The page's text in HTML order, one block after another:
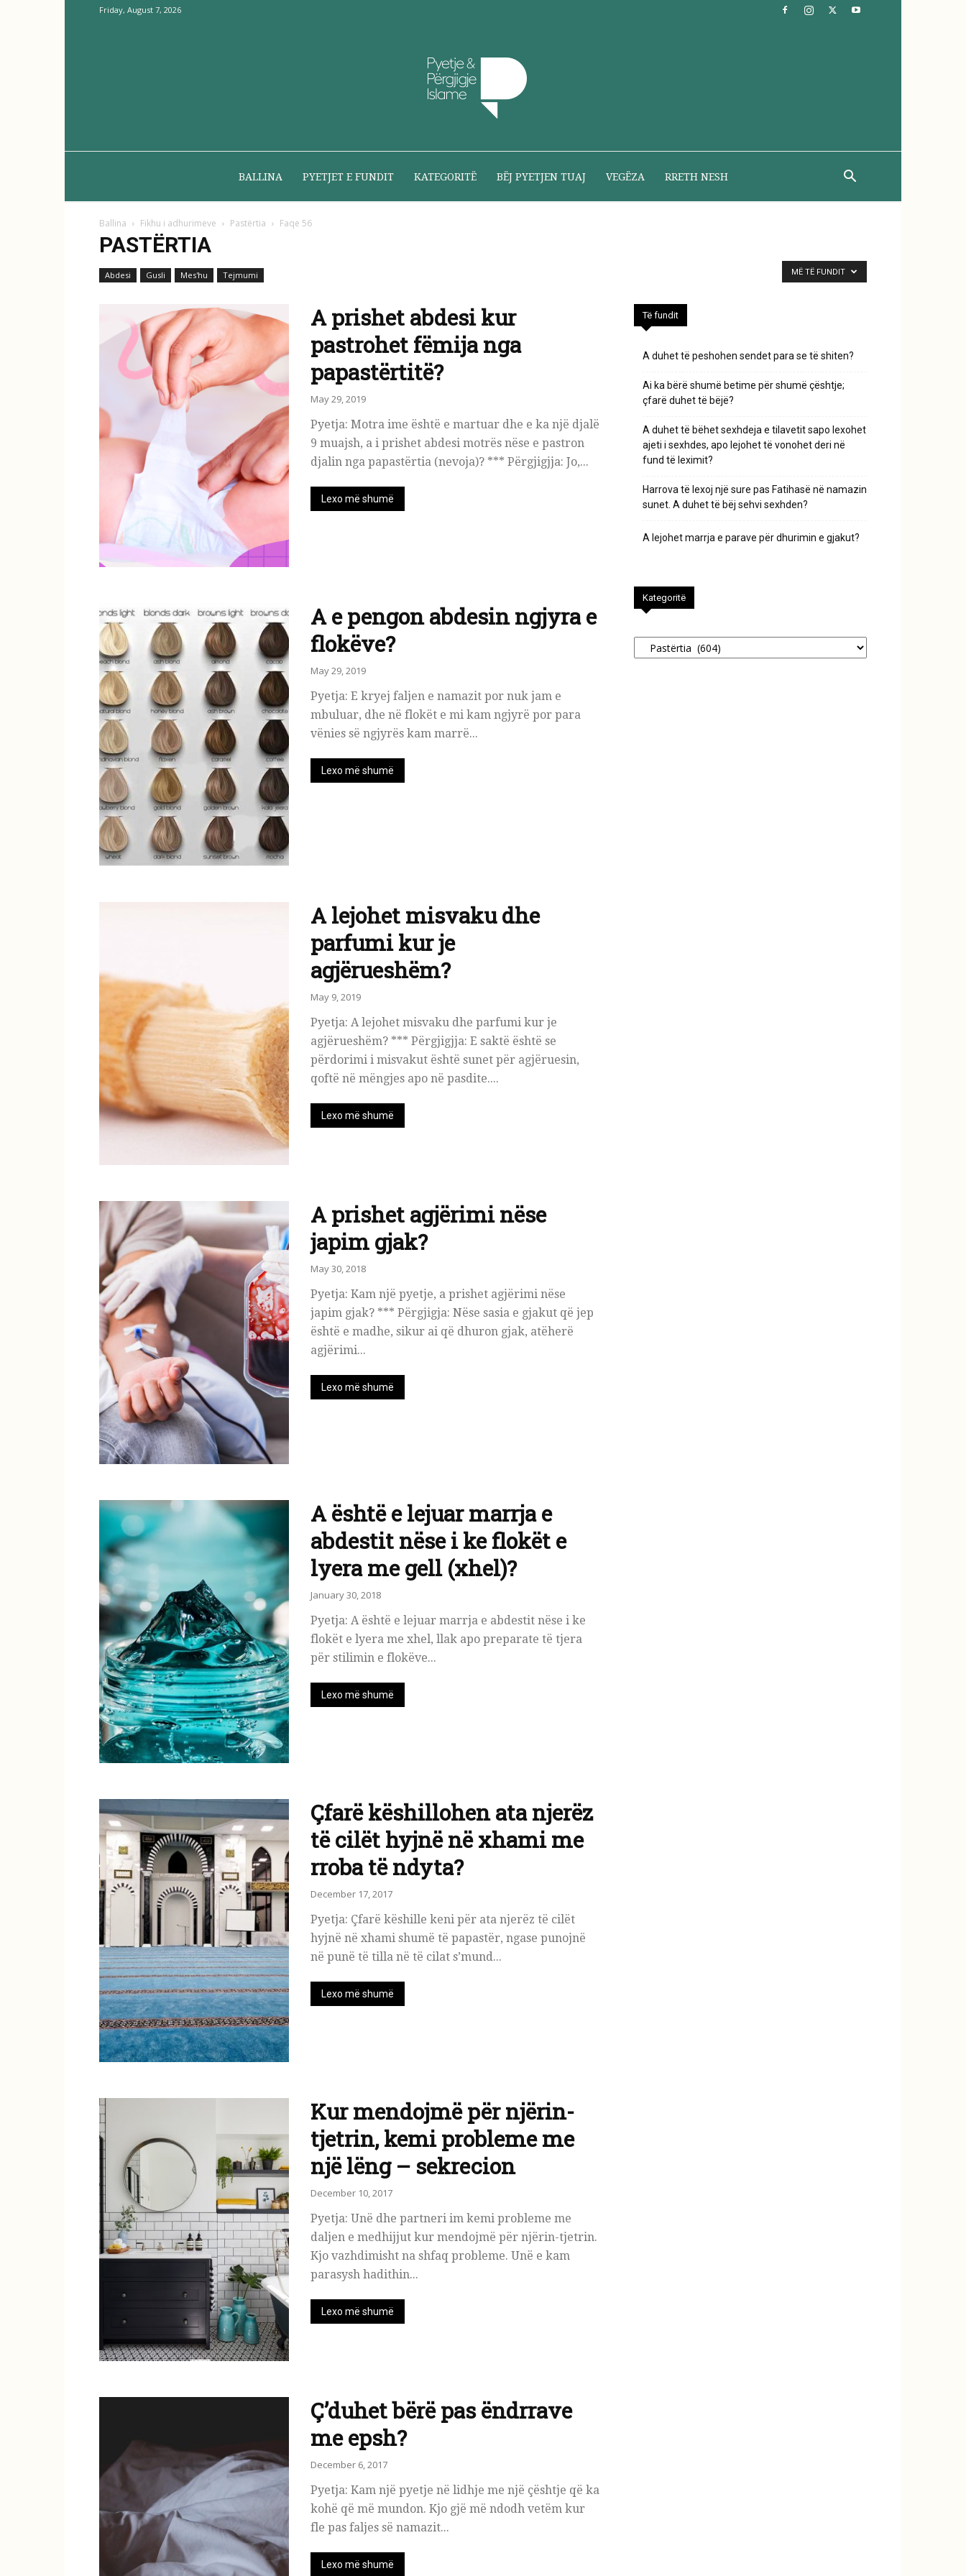
Friday, August 7, 2026
përgjigje
nga
BALLINA PYETJET E FUNDIT KATEGORITË BËJ PYETJEN TUAJ VEGËZA RRETH NESH
Ballina Fikhu i adhurimeve Pastërtia Faqe 56
PASTËRTIA
Abdesi Gusli Mes'hu Tejmumi MË TË FUNDIT
A prishet abdesi kur
pastrohet fëmija nga
papastërtitë?
May 29, 2019
Pyetja: Motra ime është e martuar dhe e ka një djalë
9 muajsh, a i prishet abdesi motrës nëse e pastron
djalin nga papastërtia (nevoja)? *** Përgjigjja: Jo,...
Lexo më shumë
A e pengon abdesin ngjyra e
flokëve?
May 29, 2019
Pyetja: E kryej faljen e namazit por nuk jam e
mbuluar, dhe në flokët e mi kam ngjyrë por para
vënies së ngjyrës kam marrë...
Lexo më shumë
A lejohet misvaku dhe
parfumi kur je
agjërueshëm?
May 9, 2019
Pyetja: A lejohet misvaku dhe parfumi kur je
agjërueshëm? *** Përgjigjja: E saktë është se
përdorimi i misvakut është sunet për agjëruesin,
qoftë në mëngjes apo në pasdite....
Lexo më shumë
A prishet agjërimi nëse
japim gjak?
May 30, 2018
Pyetja: Kam një pyetje, a prishet agjërimi nëse
japim gjak? *** Përgjigja: Nëse sasia e gjakut që jep
është e madhe, sikur ai që dhuron gjak, atëherë
agjërimi...
Lexo më shumë
A është e lejuar marrja e
abdestit nëse i ke flokët e
lyera me gell (xhel)?
January 30, 2018
Pyetja: A është e lejuar marrja e abdestit nëse i ke
flokët e lyera me xhel, llak apo preparate të tjera
për stilimin e flokëve...
Lexo më shumë
Çfarë këshillohen ata njerëz
të cilët hyjnë në xhami me
rroba të ndyta?
December 17, 2017
Pyetja: Çfarë këshille keni për ata njerëz të cilët
hyjnë në xhami shumë të papastër, ngase punojnë
në punë të tilla në të cilat s’mund...
Lexo më shumë
Kur mendojmë për njërin-
tjetrin, kemi probleme me
një lëng – sekrecion
December 10, 2017
Pyetja: Unë dhe partneri im kemi probleme me
daljen e medhijjut kur mendojmë për njërin-tjetrin.
Kjo vazhdimisht na shfaq probleme. Unë e kam
parasysh hadithin...
Lexo më shumë
Ç’duhet bërë pas ëndrrave
me epsh?
December 6, 2017
Pyetja: Kam një pyetje në lidhje me një çështje që ka
kohë që më mundon. Kjo gjë më ndodh vetëm kur
fle pas faljes së namazit...
Lexo më shumë
Të fundit
A duhet të peshohen sendet para se të shiten?
Ai ka bërë shumë betime për shumë çështje;
çfarë duhet të bëjë?
A duhet të bëhet sexhdeja e tilavetit sapo lexohet
ajeti i sexhdes, apo lejohet të vonohet deri në
fund të leximit?
Harrova të lexoj një sure pas Fatihasë në namazin
sunet. A duhet të bëj sehvi sexhden?
A lejohet marrja e parave për dhurimin e gjakut?
Kategoritë
Kategoritë